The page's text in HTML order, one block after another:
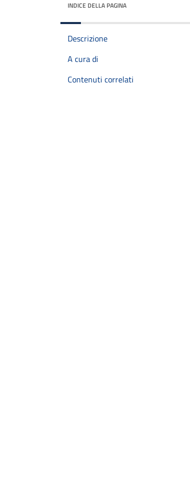
INDICE DELLA PAGINA
Descrizione
A cura di
Contenuti correlati